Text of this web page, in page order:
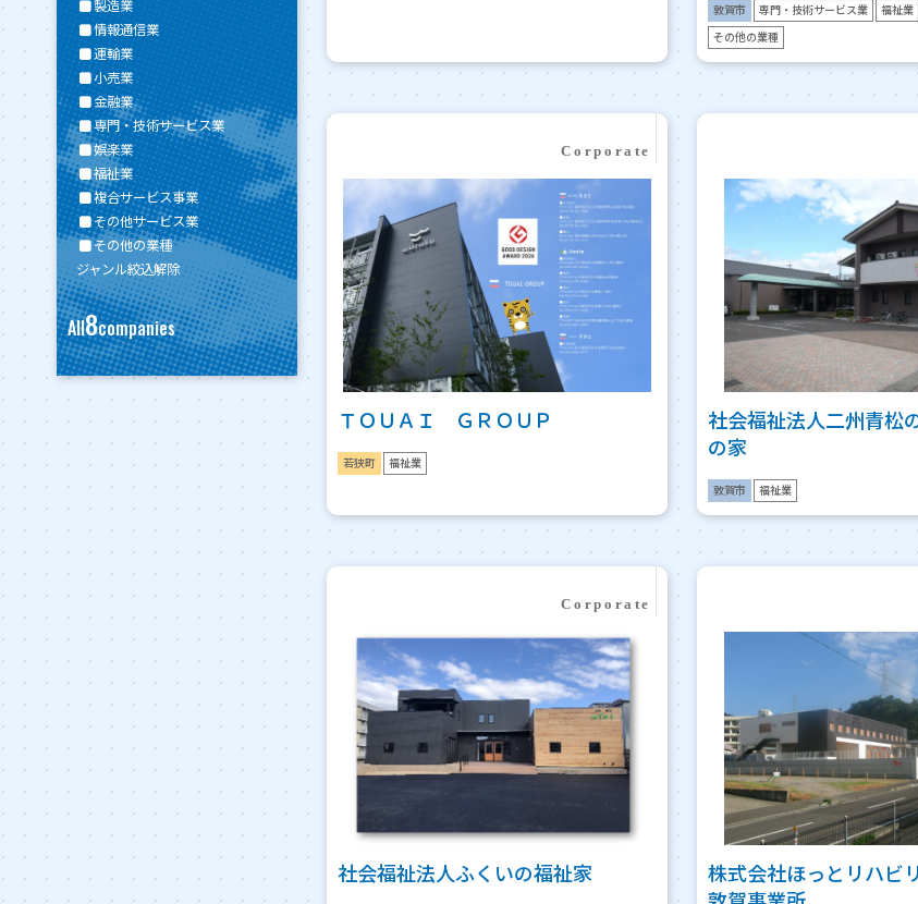
製造業
情報通信業
運輸業
小売業
金融業
専門・技術サービス業
娯楽業
福祉業
複合サービス事業
その他サービス業
その他の業種
ジャンル絞込解除
All8companies
敦賀市 専門・技術サービス業 福祉業
その他の業種
ＴＯＵＡＩ ＧＲＯＵＰ
若狭町 福祉業
社会福祉法人二州青松
の家
敦賀市 福祉業
社会福祉法人ふくいの福祉家
株式会社ほっとリハビ